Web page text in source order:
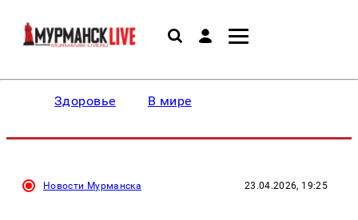
Здоровье В мире
Новости Мурманска 23.04.2026, 19:25